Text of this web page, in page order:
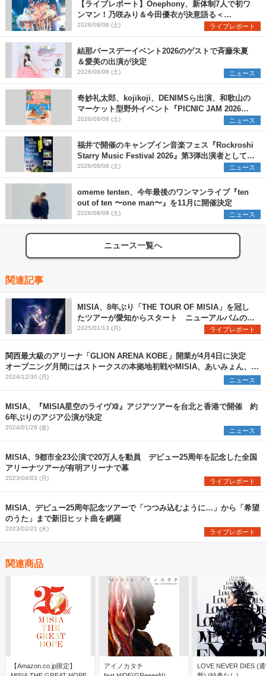
【ライブレポート】Onephony、新体制7人で初ワ
ンマン！乃咲みり＆今田優衣が決意語る＜
Onephony新体制1st Oneman Live はじまりの夏
＞
2026/08/08 (土) ライブレポート
結那バースデーイベント2026のゲストで斉藤朱夏
＆愛美の出演が決定
2026/08/08 (土) ニュース
奇妙礼太郎、kojikoji、DENIMSら出演、和歌山の
マーケット型野外イベント『PICNIC JAM 2026』
早割チケット発売開始
2026/08/08 (土) ニュース
福井で開催のキャンプイン音楽フェス『Rockroshi
Starry Music Festival 2026』第3弾出演者として
SCOOBIE DO、かりゆし58、Reiを発表
2026/08/08 (土) ニュース
omeme tenten、今年最後のワンマンライブ『ten
out of ten 〜one man〜』を11月に開催決定
2026/08/08 (土) ニュース
ニュース一覧へ
関連記事
MISIA、8年ぶり「THE TOUR OF MISIA」を冠し
たツアーが愛知からスタート ニューアルバムのリ
リースも発表（写真6点）
2025/01/13 (月) ライブレポート
関西最大級のアリーナ「GLION ARENA KOBE」開業が4月4日に決定
オープニング月間にはストークスの本拠地初戦やMISIA、あいみょん、マ
ンウィズら登場
2024/12/30 (月) ニュース
MISIA、『MISIA星空のライヴⅫ』アジアツアーを台北と香港で開催 約
6年ぶりのアジア公演が決定
2024/01/26 (金) ニュース
MISIA、9都市全23公演で20万人を動員 デビュー25周年を記念した全国
アリーナツアーが有明アリーナで幕
2023/04/03 (月) ライブレポート
MISIA、デビュー25周年記念ツアーで「つつみ込むように…」から「希望
のうた」まで新旧ヒット曲を網羅
2023/02/21 (火) ライブレポート
関連商品
【Amazon.co.jp限定】
アイノカタチ
LOVE NEVER DIES (